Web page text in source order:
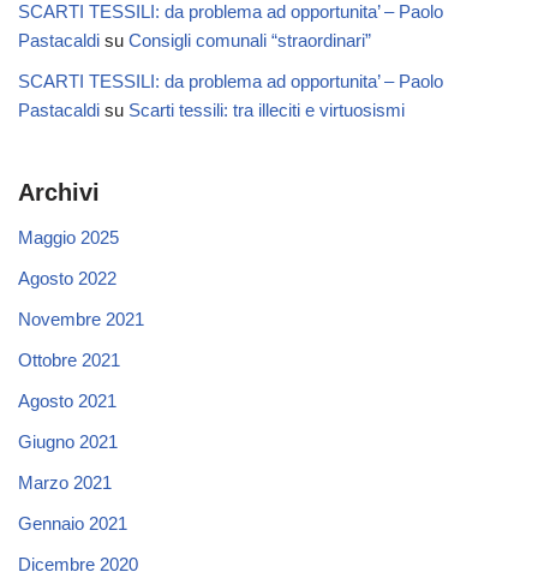
SCARTI TESSILI: da problema ad opportunita’ – Paolo
Pastacaldi su Consigli comunali “straordinari”
SCARTI TESSILI: da problema ad opportunita’ – Paolo
Pastacaldi su Scarti tessili: tra illeciti e virtuosismi
Archivi
Maggio 2025
Agosto 2022
Novembre 2021
Ottobre 2021
Agosto 2021
Giugno 2021
Marzo 2021
Gennaio 2021
Dicembre 2020